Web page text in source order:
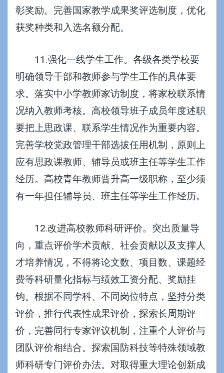
彰奖励。完善国家教学成果奖评选制度，优化
获奖种类和入选名额分配。
11.强化一线学生工作。各级各类学校要
明确领导干部和教师参与学生工作的具体要
求。落实中小学教师家访制度，将家校联系情
况纳入教师考核。高校领导班子成员年度述职
要把上思政课、联系学生情况作为重要内容。
完善学校党政管理干部选拔任用机制，原则上
应有思政课教师、辅导员或班主任等学生工作
经历。高校青年教师晋升高一级职称，至少须
有一年担任辅导员、班主任等学生工作经历。
12.改进高校教师科研评价。突出质量导
向，重点评价学术贡献、社会贡献以及支撑人
才培养情况，不得将论文数、项目数、课题经
费等科研量化指标与绩效工资分配、奖励挂
钩。根据不同学科、不同岗位特点，坚持分类
评价，推行代表性成果评价，探索长周期评
价，完善同行专家评议机制，注重个人评价与
团队评价相结合。探索国防科技等特殊领域教
师科研专门评价办法。对取得重大理论创新成